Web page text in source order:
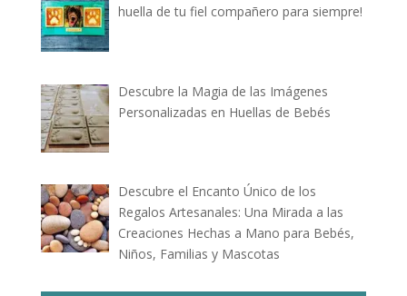
huella de tu fiel compañero para siempre!
Descubre la Magia de las Imágenes
Personalizadas en Huellas de Bebés
Descubre el Encanto Único de los
Regalos Artesanales: Una Mirada a las
Creaciones Hechas a Mano para Bebés,
Niños, Familias y Mascotas